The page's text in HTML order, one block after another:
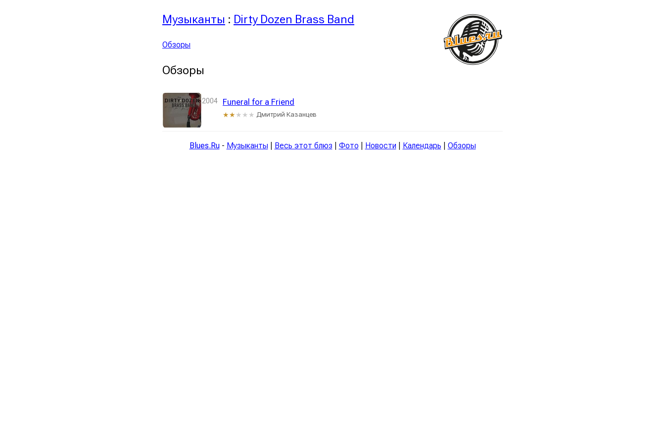
Музыканты : Dirty Dozen Brass Band
Обзоры
Обзоры
2004 Funeral for a Friend
★★★★★ Дмитрий Казанцев
Blues.Ru- Музыканты Весь этот блюз Фото Новости Календарь Обзоры